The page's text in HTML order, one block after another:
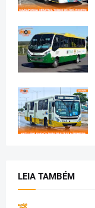
LEIA TAMBÉM